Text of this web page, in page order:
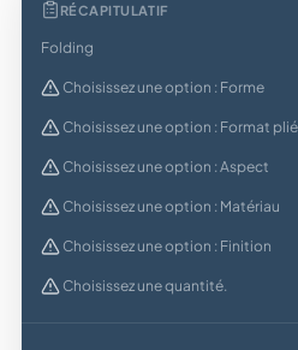
RÉCAPITULATIF
Folding
Choisissez une option : Forme
Choisissez une option : Format plié
Choisissez une option : Aspect
Choisissez une option : Matériau
Choisissez une option : Finition
Choisissez une quantité.